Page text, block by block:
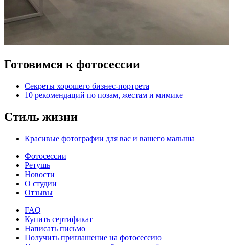
Готовимся к фотосессии
Секреты хорошего бизнес-портрета
10 рекомендаций по позам, жестам и мимике
Стиль жизни
Красивые фотографии для вас и вашего малыша
Фотосессии
Ретушь
Новости
О студии
Отзывы
FAQ
Купить сертификат
Написать письмо
Получить приглашение на фотосессию